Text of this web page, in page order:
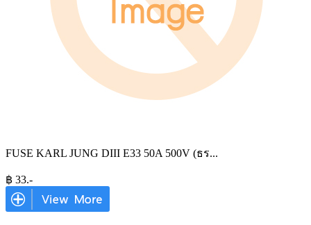
FUSE KARL JUNG DIII E33 50A 500V (ธร...
฿ 33.-